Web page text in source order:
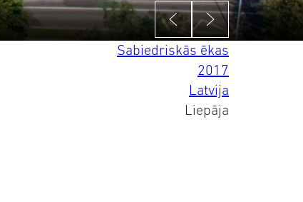
Sabiedriskās ēkas
2017
Latvija
Liepāja